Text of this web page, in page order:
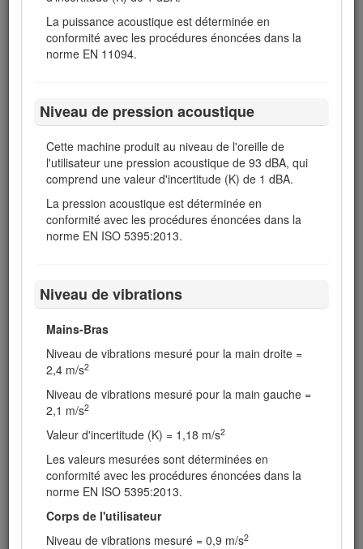
La puissance acoustique est déterminée en
conformité avec les procédures énoncées dans la
norme EN 11094.
Niveau de pression acoustique
Cette machine produit au niveau de l'oreille de
l'utilisateur une pression acoustique de 93 dBA, qui
comprend une valeur d'incertitude (K) de 1 dBA.
La pression acoustique est déterminée en
conformité avec les procédures énoncées dans la
norme EN ISO 5395:2013.
Niveau de vibrations
Mains-Bras
Niveau de vibrations mesuré pour la main droite =
2,4 m/s2
Niveau de vibrations mesuré pour la main gauche =
2,1 m/s2
Valeur d'incertitude (K) = 1,18 m/s2
Les valeurs mesurées sont déterminées en
conformité avec les procédures énoncées dans la
norme EN ISO 5395:2013.
Corps de l'utilisateur
Niveau de vibrations mesuré = 0,9 m/s2
marche avant et pour garder le contrôle de
la machine.
Relevez les plateaux de coupe pour vous rendre
tuyau d'échappement si le moteur tourne ou vient
de s'arrêter car vous risquez de vous brûler.
Si le moteur cale ou perd de la puissance et que
la machine ne peut donc pas atteindre le sommet
d'une côte, ne faites pas demi-tour. Faites
toujours marche arrière lentement et en ligne
droite.
Arrêtez de tondre si une personne ou un animal
de sécurité mal installés peut donner lieu à des
blessures. Ne recommencez pas à tondre avant
d'avoir dégagé la zone de travail.
Entretien et remisage
Vérifiez le serrage de tous les raccords
hydrauliques, ainsi que l'état de toutes les
avant de mettre le système sous pression.
N'approchez pas les mains ni aucune autre
ou des gicleurs d'où sort du liquide
hydraulique sous haute pression. Utilisez un